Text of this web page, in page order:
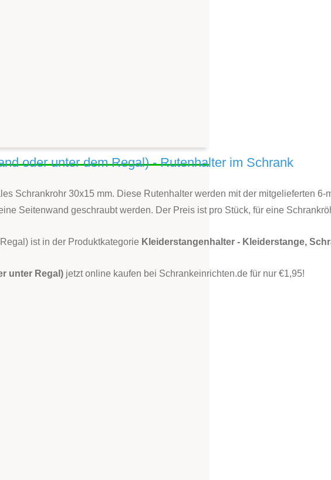
oder unter dem Regal) - Rutenhalter im Schrank
Schrankrohr 30x15 mm. Diese Rutenhalter werden mit der mitgelieferten
Seitenwand geschraubt werden. Der Preis ist pro Stück, für eine
ist in der Produktkategorie Kleiderstangenhalter - Kleiderstange,
unter Regal) jetzt online kaufen bei Schrankeinrichten.de für nur €1,95!